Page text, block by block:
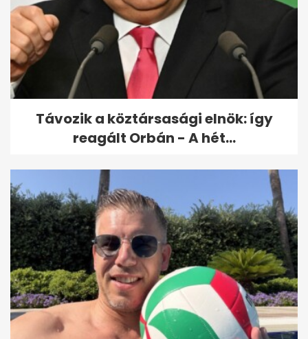
A kegyelmi ügy
főszereplőjének falujában
nyaralt Novák Katalin...
Távozik a köztársasági elnök: így
reagált Orbán - A hét...